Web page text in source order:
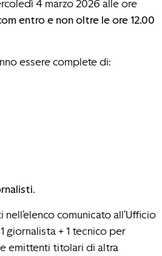
4 marzo 2026 alle ore
entro e non oltre le ore 12.00
essere complete di:
.
comunicato all’Ufficio
giornalista + 1 tecnico per
emittenti titolari di altra